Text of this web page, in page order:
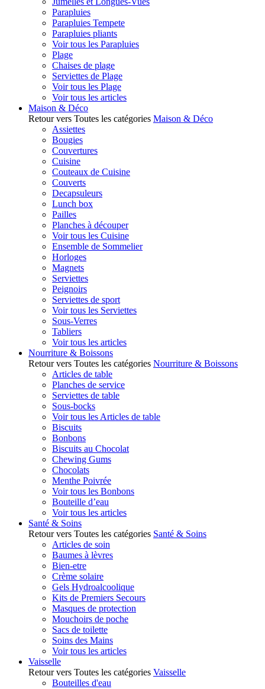
Parapluies
Parapluies Tempete
Parapluies pliants
Voir tous les Parapluies
Plage
Chaises de plage
Serviettes de Plage
Voir tous les Plage
Voir tous les articles
Maison & Déco
Retour vers Toutes les catégories Maison & Déco
Assiettes
Bougies
Couvertures
Cuisine
Couteaux de Cuisine
Couverts
Decapsuleurs
Lunch box
Pailles
Planches à découper
Voir tous les Cuisine
Ensemble de Sommelier
Horloges
Magnets
Serviettes
Peignoirs
Serviettes de sport
Voir tous les Serviettes
Sous-Verres
Tabliers
Voir tous les articles
Nourriture & Boissons
Retour vers Toutes les catégories Nourriture & Boissons
Articles de table
Planches de service
Serviettes de table
Sous-bocks
Voir tous les Articles de table
Biscuits
Bonbons
Biscuits au Chocolat
Chewing Gums
Chocolats
Menthe Poivrée
Voir tous les Bonbons
Bouteille d’eau
Voir tous les articles
Santé & Soins
Retour vers Toutes les catégories Santé & Soins
Articles de soin
Baumes à lèvres
Bien-etre
Crème solaire
Gels Hydroalcoolique
Kits de Premiers Secours
Masques de protection
Mouchoirs de poche
Sacs de toilette
Soins des Mains
Voir tous les articles
Vaisselle
Retour vers Toutes les catégories Vaisselle
Bouteilles d'eau